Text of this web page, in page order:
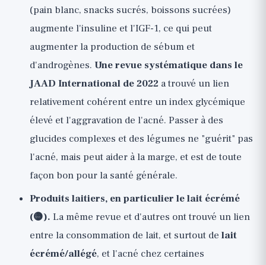
(pain blanc, snacks sucrés, boissons sucrées)
augmente l'insuline et l'IGF-1, ce qui peut
augmenter la production de sébum et
d'androgènes. Une revue systématique dans le
JAAD International de 2022 a trouvé un lien
relativement cohérent entre un index glycémique
élevé et l'aggravation de l'acné. Passer à des
glucides complexes et des légumes ne "guérit" pas
l'acné, mais peut aider à la marge, et est de toute
façon bon pour la santé générale.
Produits laitiers, en particulier le lait écrémé
(🟡). La même revue et d'autres ont trouvé un lien
entre la consommation de lait, et surtout de lait
écrémé/allégé, et l'acné chez certaines